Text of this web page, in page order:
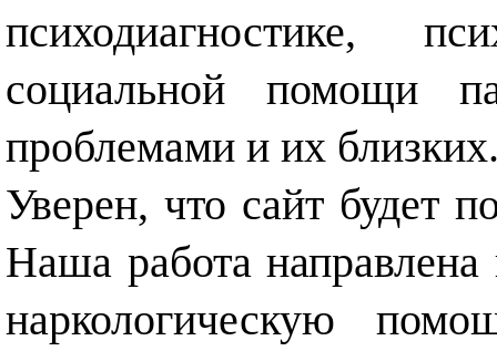
психодиагностике,
социальной помощи
проблемами и их
Уверен, что сайт будет
Наша работа
наркологическую